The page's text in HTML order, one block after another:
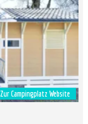
Zur Campingplatz Website